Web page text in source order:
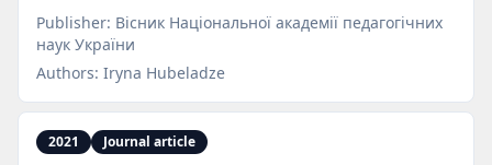
Publisher: Вісник Національної академії педагогічних
наук України
Authors: Iryna Hubeladze
2021 Journal article